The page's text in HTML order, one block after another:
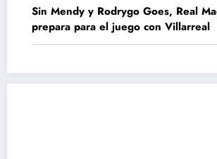
Sin Mendy y Rodrygo Goes, Real
prepara para el juego con Villarreal